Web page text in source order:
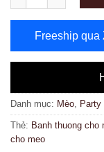
Freeship qua
Danh mục: Mèo Party
Thẻ: Banh thuong cho
cho meo